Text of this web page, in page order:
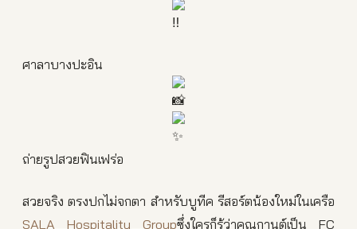
ศาลาบางปะอิน
ถ่ายรูปสวยฟินเฟร่อ
สวยจริง ตรงปกไม่จกตา สำหรับบูทีค รีสอร์ตน้องใหม่ในเครือ
SALA Hospitality Groupซึ่งใครก็รู้ว่าคุณกานต์เป็น FC